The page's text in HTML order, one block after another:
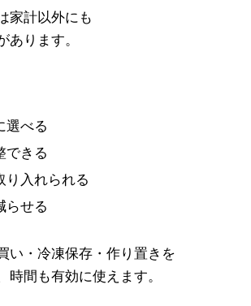
家計以外にも
あります。
選べる
できる
り入れられる
らせる
い・冷凍保存・作り置きを
時間も有効に使えます。